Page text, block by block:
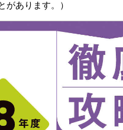
があります。）